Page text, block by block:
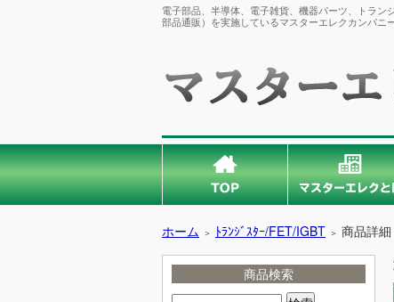
電子部品、半導体、電子雑貨、機器パーツ、トラ
部品通販）を実施しているマスターエレクカンパニ
ホーム ＞ ﾄﾗﾝｼﾞｽﾀｰ/FET/IGBT ＞ 商品詳細
商品検索